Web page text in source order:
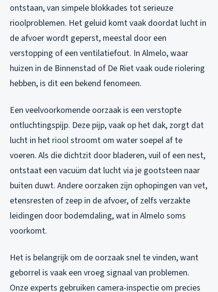
ontstaan, van simpele blokkades tot serieuze
rioolproblemen. Het geluid komt vaak doordat lucht in
de afvoer wordt geperst, meestal door een
verstopping of een ventilatiefout. In Almelo, waar
huizen in de Binnenstad of De Riet vaak oude riolering
hebben, is dit een bekend fenomeen.
Een veelvoorkomende oorzaak is een verstopte
ontluchtingspijp. Deze pijp, vaak op het dak, zorgt dat
lucht in het rioolstroomt om water soepel af te
voeren. Als die dichtzit door bladeren, vuil of een nest,
ontstaat een vacuüm dat lucht via je gootsteen naar
buiten duwt. Andere oorzaken zijn ophopingen van vet,
etensresten of zeep in de afvoer, of zelfs verzakte
leidingen door bodemdaling, wat in Almelo soms
voorkomt.
Het is belangrijk om de oorzaak snel te vinden, want
geborrel is vaak een vroeg signaal van problemen.
Onze experts gebruiken camera-inspectie om precies